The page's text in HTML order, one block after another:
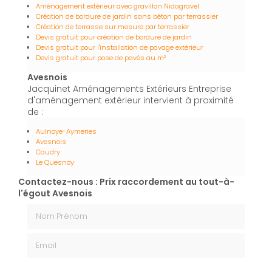
Aménagement extérieur avec gravillon Nidagravel
Création de bordure de jardin sans béton par terrassier
Création de terrasse sur mesure par terrassier
Devis gratuit pour création de bordure de jardin
Devis gratuit pour l'installation de pavage extérieur
Devis gratuit pour pose de pavés au m²
Avesnois
Jacquinet Aménagements Extérieurs Entreprise
d'aménagement extérieur intervient à proximité
de :
Aulnoye-Aymeries
Avesnois
Caudry
Le Quesnoy
Contactez-nous : Prix raccordement au tout-à-
l'égout Avesnois